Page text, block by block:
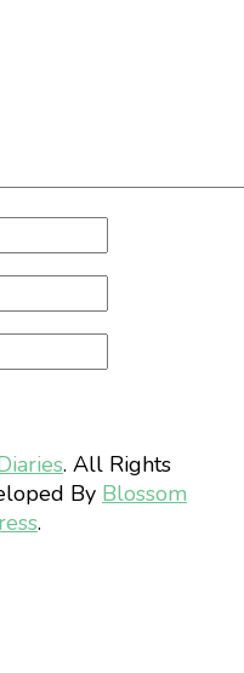
. All Rights
By Blossom
.